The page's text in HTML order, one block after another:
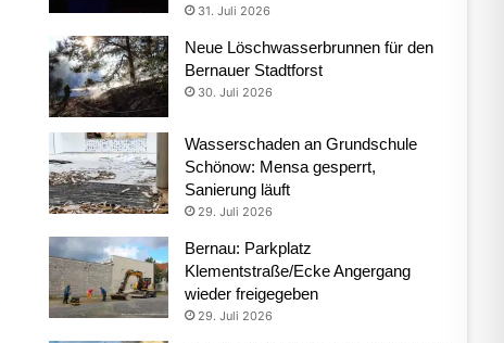
31. Juli 2026
Neue Löschwasserbrunnen für den
Bernauer Stadtforst
30. Juli 2026
Wasserschaden an Grundschule
Schönow: Mensa gesperrt,
Sanierung läuft
29. Juli 2026
Bernau: Parkplatz
Klementstraße/Ecke Angergang
wieder freigegeben
29. Juli 2026